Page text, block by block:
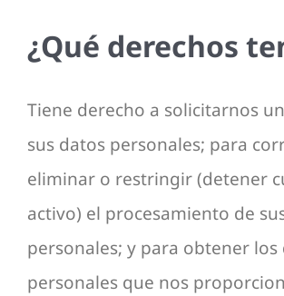
¿Qué derechos
Tiene derecho a solicitarnos
sus datos personales; para
eliminar o restringir (detener
activo) el procesamiento de
personales; y para obtener los
personales que nos